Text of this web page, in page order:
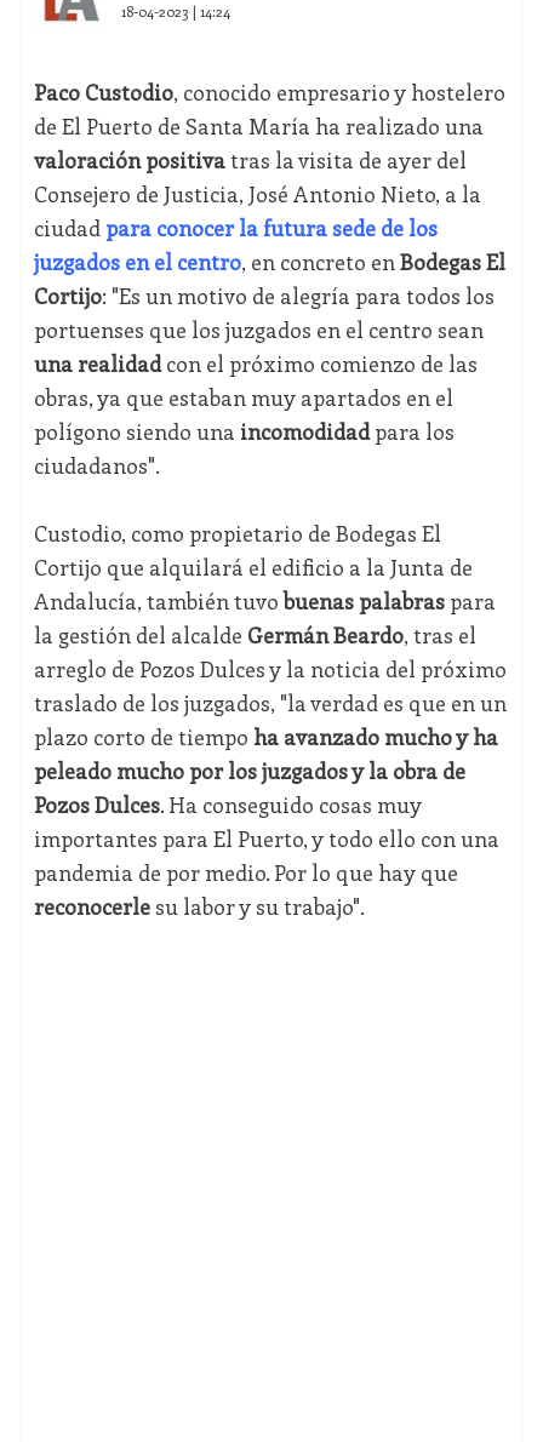
18-04-2023 | 14:24
Paco Custodio, conocido empresario y hostelero
de El Puerto de Santa María ha realizado una
valoración positivatras la visita de ayer del
Consejero de Justicia, José Antonio Nieto, a la
ciudad para conocer la futura sede de los
juzgados en el centro, en concreto enBodegas El
Cortijo: "Es un motivo de alegría para todos los
portuenses que los juzgados en el centro sean
una realidadcon el próximo comienzo de las
obras, ya que estaban muy apartados en el
polígono siendo una incomodidadpara los
ciudadanos".
Custodio, como propietario de Bodegas El
Cortijo que alquilará el edificio a la Junta de
Andalucía, también tuvobuenas palabraspara
la gestión del alcalde Germán Beardo, tras el
arreglo de Pozos Dulces y la noticia del próximo
traslado de los juzgados, "la verdad es que en un
plazo corto de tiempo ha avanzado mucho y ha
peleado mucho por los juzgados y la obra de
Pozos Dulces. Ha conseguido cosas muy
importantes para El Puerto, y todo ello con una
pandemia de por medio. Por lo que hay que
reconocerlesu labor y su trabajo".